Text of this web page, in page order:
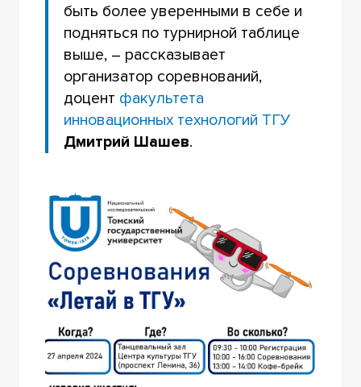
быть более уверенными в себе и
подняться по турнирной таблице
выше, – рассказывает
организатор соревнований,
доцент факультета
инновационных технологий ТГУ
Дмитрий Шашев.